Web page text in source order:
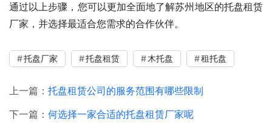
通过以上步骤，您可以更加全面地了解苏州地区的托盘租赁
厂家，并选择最适合您需求的合作伙伴。
托盘厂家 托盘租赁 木托盘 租托盘
上一篇： 托盘租赁公司的服务范围有哪些限制
下一篇： 何选择一家合适的托盘租赁厂家呢